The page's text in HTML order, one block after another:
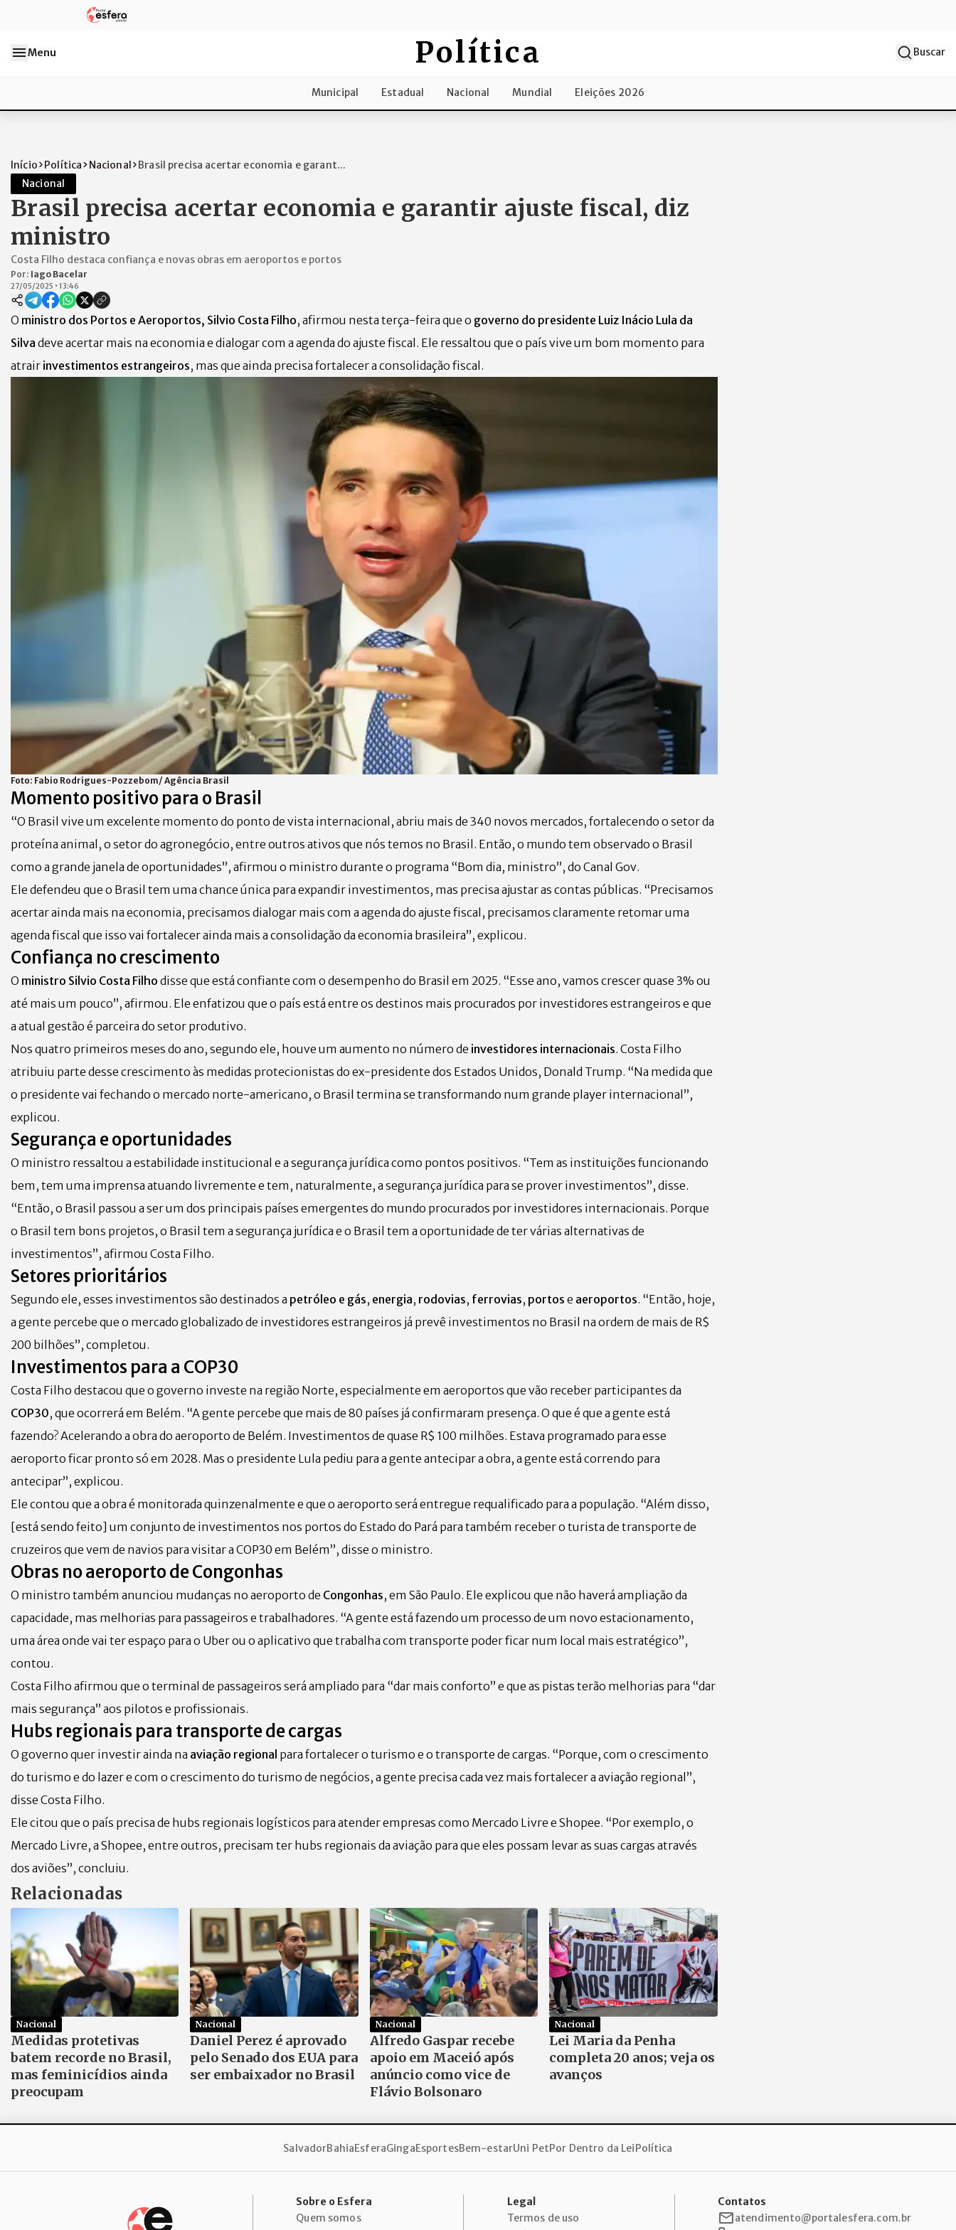
Menu Política Buscar
Municipal Estadual Nacional Mundial Eleições 2026
Início Política Nacional
Brasil precisa acertar economia e garant...
Nacional
Brasil precisa acertar economia e garantir ajuste fiscal, diz
ministro
Costa Filho destaca confiança e novas obras em aeroportos e portos
Por: Iago Bacelar
27/05/2025 • 13:46
O ministro dos Portos e Aeroportos, Silvio Costa Filho, afirmou nesta terça-feira que o governo do presidente Luiz Inácio Lula da
Silva deve acertar mais na economia e dialogar com a agenda do ajuste fiscal. Ele ressaltou que o país vive um bom momento para
atrair investimentos estrangeiros, mas que ainda precisa fortalecer a consolidação fiscal.
Foto: Fabio Rodrigues-Pozzebom/ Agência Brasil
Momento positivo para o Brasil
“O Brasil vive um excelente momento do ponto de vista internacional, abriu mais de 340 novos mercados, fortalecendo o setor da
proteína animal, o setor do agronegócio, entre outros ativos que nós temos no Brasil. Então, o mundo tem observado o Brasil
como a grande janela de oportunidades”, afirmou o ministro durante o programa “Bom dia, ministro”, do Canal Gov.
Ele defendeu que o Brasil tem uma chance única para expandir investimentos, mas precisa ajustar as contas públicas. “Precisamos
acertar ainda mais na economia, precisamos dialogar mais com a agenda do ajuste fiscal, precisamos claramente retomar uma
agenda fiscal que isso vai fortalecer ainda mais a consolidação da economia brasileira”, explicou.
Confiança no crescimento
O ministro Silvio Costa Filho disse que está confiante com o desempenho do Brasil em 2025. “Esse ano, vamos crescer quase 3% ou
até mais um pouco”, afirmou. Ele enfatizou que o país está entre os destinos mais procurados por investidores estrangeiros e que
a atual gestão é parceira do setor produtivo.
Nos quatro primeiros meses do ano, segundo ele, houve um aumento no número de investidores internacionais. Costa Filho
atribuiu parte desse crescimento às medidas protecionistas do ex-presidente dos Estados Unidos, Donald Trump. “Na medida que
o presidente vai fechando o mercado norte-americano, o Brasil termina se transformando num grande player internacional”,
explicou.
Segurança e oportunidades
O ministro ressaltou a estabilidade institucional e a segurança jurídica como pontos positivos. “Tem as instituições funcionando
bem, tem uma imprensa atuando livremente e tem, naturalmente, a segurança jurídica para se prover investimentos”, disse.
“Então, o Brasil passou a ser um dos principais países emergentes do mundo procurados por investidores internacionais. Porque
o Brasil tem bons projetos, o Brasil tem a segurança jurídica e o Brasil tem a oportunidade de ter várias alternativas de
investimentos”, afirmou Costa Filho.
Setores prioritários
Segundo ele, esses investimentos são destinados a petróleo e gás, energia, rodovias, ferrovias, portos e aeroportos. “Então, hoje,
a gente percebe que o mercado globalizado de investidores estrangeiros já prevê investimentos no Brasil na ordem de mais de R$
200 bilhões”, completou.
Investimentos para a COP30
Costa Filho destacou que o governo investe na região Norte, especialmente em aeroportos que vão receber participantes da
COP30, que ocorrerá em Belém. “A gente percebe que mais de 80 países já confirmaram presença. O que é que a gente está
fazendo? Acelerando a obra do aeroporto de Belém. Investimentos de quase R$ 100 milhões. Estava programado para esse
aeroporto ficar pronto só em 2028. Mas o presidente Lula pediu para a gente antecipar a obra, a gente está correndo para
antecipar”, explicou.
Ele contou que a obra é monitorada quinzenalmente e que o aeroporto será entregue requalificado para a população. “Além disso,
[está sendo feito] um conjunto de investimentos nos portos do Estado do Pará para também receber o turista de transporte de
cruzeiros que vem de navios para visitar a COP30 em Belém”, disse o ministro.
Obras no aeroporto de Congonhas
O ministro também anunciou mudanças no aeroporto de Congonhas, em São Paulo. Ele explicou que não haverá ampliação da
capacidade, mas melhorias para passageiros e trabalhadores. “A gente está fazendo um processo de um novo estacionamento,
uma área onde vai ter espaço para o Uber ou o aplicativo que trabalha com transporte poder ficar num local mais estratégico”,
contou.
Costa Filho afirmou que o terminal de passageiros será ampliado para “dar mais conforto” e que as pistas terão melhorias para “dar
mais segurança” aos pilotos e profissionais.
Hubs regionais para transporte de cargas
O governo quer investir ainda na aviação regional para fortalecer o turismo e o transporte de cargas. “Porque, com o crescimento
do turismo e do lazer e com o crescimento do turismo de negócios, a gente precisa cada vez mais fortalecer a aviação regional”,
disse Costa Filho.
Ele citou que o país precisa de hubs regionais logísticos para atender empresas como Mercado Livre e Shopee. “Por exemplo, o
Mercado Livre, a Shopee, entre outros, precisam ter hubs regionais da aviação para que eles possam levar as suas cargas através
dos aviões”, concluiu.
Relacionadas
Nacional
Medidas protetivas
batem recorde no Brasil,
mas feminicídios ainda
preocupam
Nacional
Daniel Perez é aprovado
pelo Senado dos EUA para
ser embaixador no Brasil
Nacional
Alfredo Gaspar recebe
apoio em Maceió após
anúncio como vice de
Flávio Bolsonaro
Nacional
Lei Maria da Penha
completa 20 anos; veja os
avanços
SalvadorBahiaEsferaGingaEsportesBem-estarUni PetPor Dentro da LeiPolítica
Sobre o Esfera
Quem somos
Legal
Termos de uso
Contatos
atendimento@portalesfera.com.br